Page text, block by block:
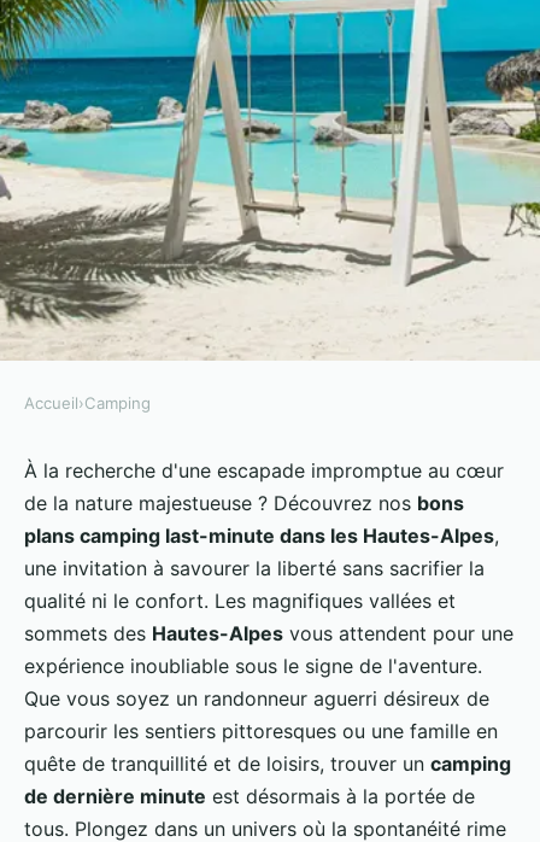
CAMPING
Le camping last-minute dans les
Hautes-Alpes
Maëlys•26 juillet 2024•9 min de lecture
Accueil›Camping
À la recherche d'une escapade impromptue au cœur
de la nature majestueuse ? Découvrez nos bons
plans camping last-minute dans les Hautes-Alpes,
une invitation à savourer la liberté sans sacrifier la
qualité ni le confort. Les magnifiques vallées et
sommets des Hautes-Alpes vous attendent pour une
expérience inoubliable sous le signe de l'aventure.
Que vous soyez un randonneur aguerri désireux de
parcourir les sentiers pittoresques ou une famille en
quête de tranquillité et de loisirs, trouver un camping
de dernière minute est désormais à la portée de
tous. Plongez dans un univers où la spontanéité rime